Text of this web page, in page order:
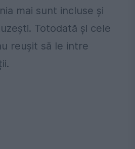
mai sunt incluse și
Totodată și cele
reușit să le intre